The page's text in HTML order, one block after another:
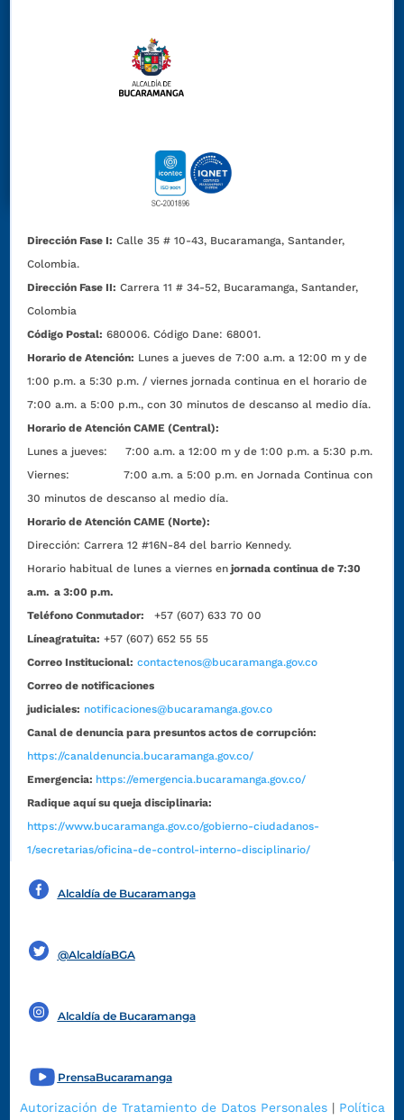
Dirección Fase I: Calle 35 # 10-43, Bucaramanga, Santander,
Colombia.
Dirección Fase II: Carrera 11 # 34-52, Bucaramanga, Santander,
Colombia
Código Postal: 680006. Código Dane: 68001.
Horario de Atención: Lunes a jueves de 7:00 a.m. a 12:00 m y de
1:00 p.m. a 5:30 p.m. / viernes jornada continua en el horario de
7:00 a.m. a 5:00 p.m., con 30 minutos de descanso al medio día.
Horario de Atención CAME (Central):
Lunes a jueves: 7:00 a.m. a 12:00 m y de 1:00 p.m. a 5:30 p.m.
Viernes: 7:00 a.m. a 5:00 p.m. en Jornada Continua con
30 minutos de descanso al medio día.
Horario de Atención CAME (Norte):
Dirección:Carrera 12 #16N-84 del barrio Kennedy.
Horario habitual de lunes a viernes en jornada continua de 7:30
a.m. a 3:00 p.m.
Teléfono Conmutador:
+57 (607) 633 70 00
Líneagratuita: +57 (607) 652 55 55
Correo Institucional: contactenos@bucaramanga.gov.co
Correo de notificaciones
judiciales: notificaciones@bucaramanga.gov.co
Canal de denuncia para presuntos actos de corrupción:
https://canaldenuncia.bucaramanga.gov.co/
Emergencia: https://emergencia.bucaramanga.gov.co/
Radique aquí su queja disciplinaria:
https://www.bucaramanga.gov.co/gobierno-ciudadanos-
1/secretarias/oficina-de-control-interno-disciplinario/
Alcaldía de Bucaramanga
@AlcaldíaBGA
Alcaldía de Bucaramanga
PrensaBucaramanga
Autorización de Tratamiento de Datos Personales| Política